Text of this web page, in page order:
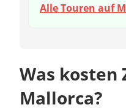
Alle Touren auf
Was
Mallorca?